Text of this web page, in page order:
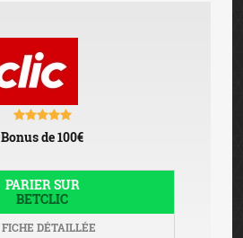
Bonus de 100€
PARIER SUR
BETCLIC
FICHE DÉTAILLÉE